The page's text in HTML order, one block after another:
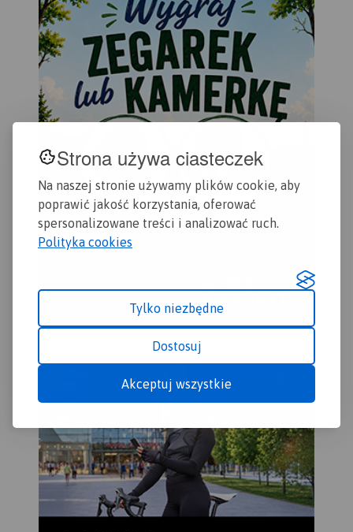
Strona używa ciasteczek
Na naszej stronie używamy plików cookie, aby
poprawić jakość korzystania, oferować
spersonalizowane treści i analizować ruch.
Polityka cookies
Tylko niezbędne
Dostosuj
Akceptuj wszystkie
przyrodniczymi oraz
najważniejszymi obiektami.
Rok wydania 2023